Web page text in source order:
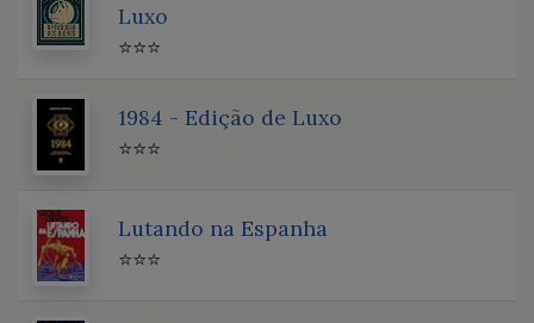
Luxo
⭐⭐⭐
1984 - Edição de Luxo
⭐⭐⭐
Lutando na Espanha
⭐⭐⭐